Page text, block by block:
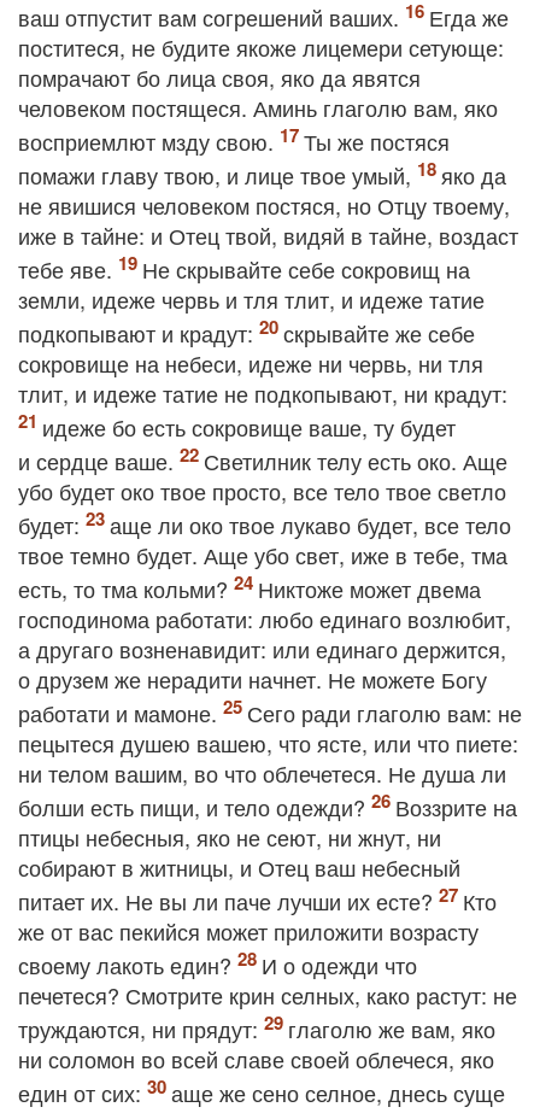
ваш отпустит вам согрешений ваших.
Егда же
поститеся, не будите якоже лицемери сетующе:
помрачают бо лица своя, яко да явятся
человеком постящеся. Аминь глаголю вам, яко
восприемлют мзду свою.
Ты же постяся
помажи главу твою, и лице твое умый,
яко да
не явишися человеком постяся, но Отцу твоему,
иже в тайне: и Отец твой, видяй в тайне, воздаст
тебе яве.
Не скрывайте себе сокровищ на
земли, идеже червь и тля тлит, и идеже татие
подкопывают и крадут:
скрывайте же себе
сокровище на небеси, идеже ни червь, ни тля
тлит, и идеже татие не подкопывают, ни крадут:
идеже бо есть сокровище ваше, ту будет
и сердце ваше.
Светилник телу есть око. Аще
убо будет око твое просто, все тело твое светло
будет:
аще ли око твое лукаво будет, все тело
твое темно будет. Аще убо свет, иже в тебе, тма
есть, то тма кольми?
Никтоже может двема
господинома работати: любо единаго возлюбит,
а другаго возненавидит: или единаго держится,
о друзем же нерадити начнет. Не можете Богу
работати и мамоне.
Сего ради глаголю вам: не
пецытеся душею вашею, что ясте, или что пиете:
ни телом вашим, во что облечетеся. Не душа ли
болши есть пищи, и тело одежди?
Воззрите на
птицы небесныя, яко не сеют, ни жнут, ни
собирают в житницы, и Отец ваш небесный
питает их. Не вы ли паче лучши их есте?
Кто
же от вас пекийся может приложити возрасту
своему лакоть един?
И о одежди что
печетеся? Смотрите крин селных, како растут: не
труждаются, ни прядут:
глаголю же вам, яко
ни соломон во всей славе своей облечеся, яко
един от сих:
аще же сено селное, днесь суще